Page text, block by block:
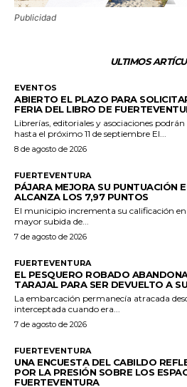
Publicidad
ULTIMOS
EVENTOS
ABIERTO EL PLAZO PARA
FERIA DEL LIBRO DE
Librerías, editoriales y asociaciones
hasta el próximo 11 de septiembre El...
8 de agosto de 2026
FUERTEVENTURA
PÁJARA MEJORA SU PUNTUACIÓN
ALCANZA LOS 7,97 PUNTOS
El municipio incrementa su calificación
mayor subida de...
7 de agosto de 2026
FUERTEVENTURA
EL PESQUERO ROBADO
TARAJAL PARA SER DEVUELTO A
La embarcación permanecía atracada
interceptada cuando era...
7 de agosto de 2026
FUERTEVENTURA
UNA ENCUESTA DEL CABILDO
POR LA PRESIÓN SOBRE LOS
FUERTEVENTURA